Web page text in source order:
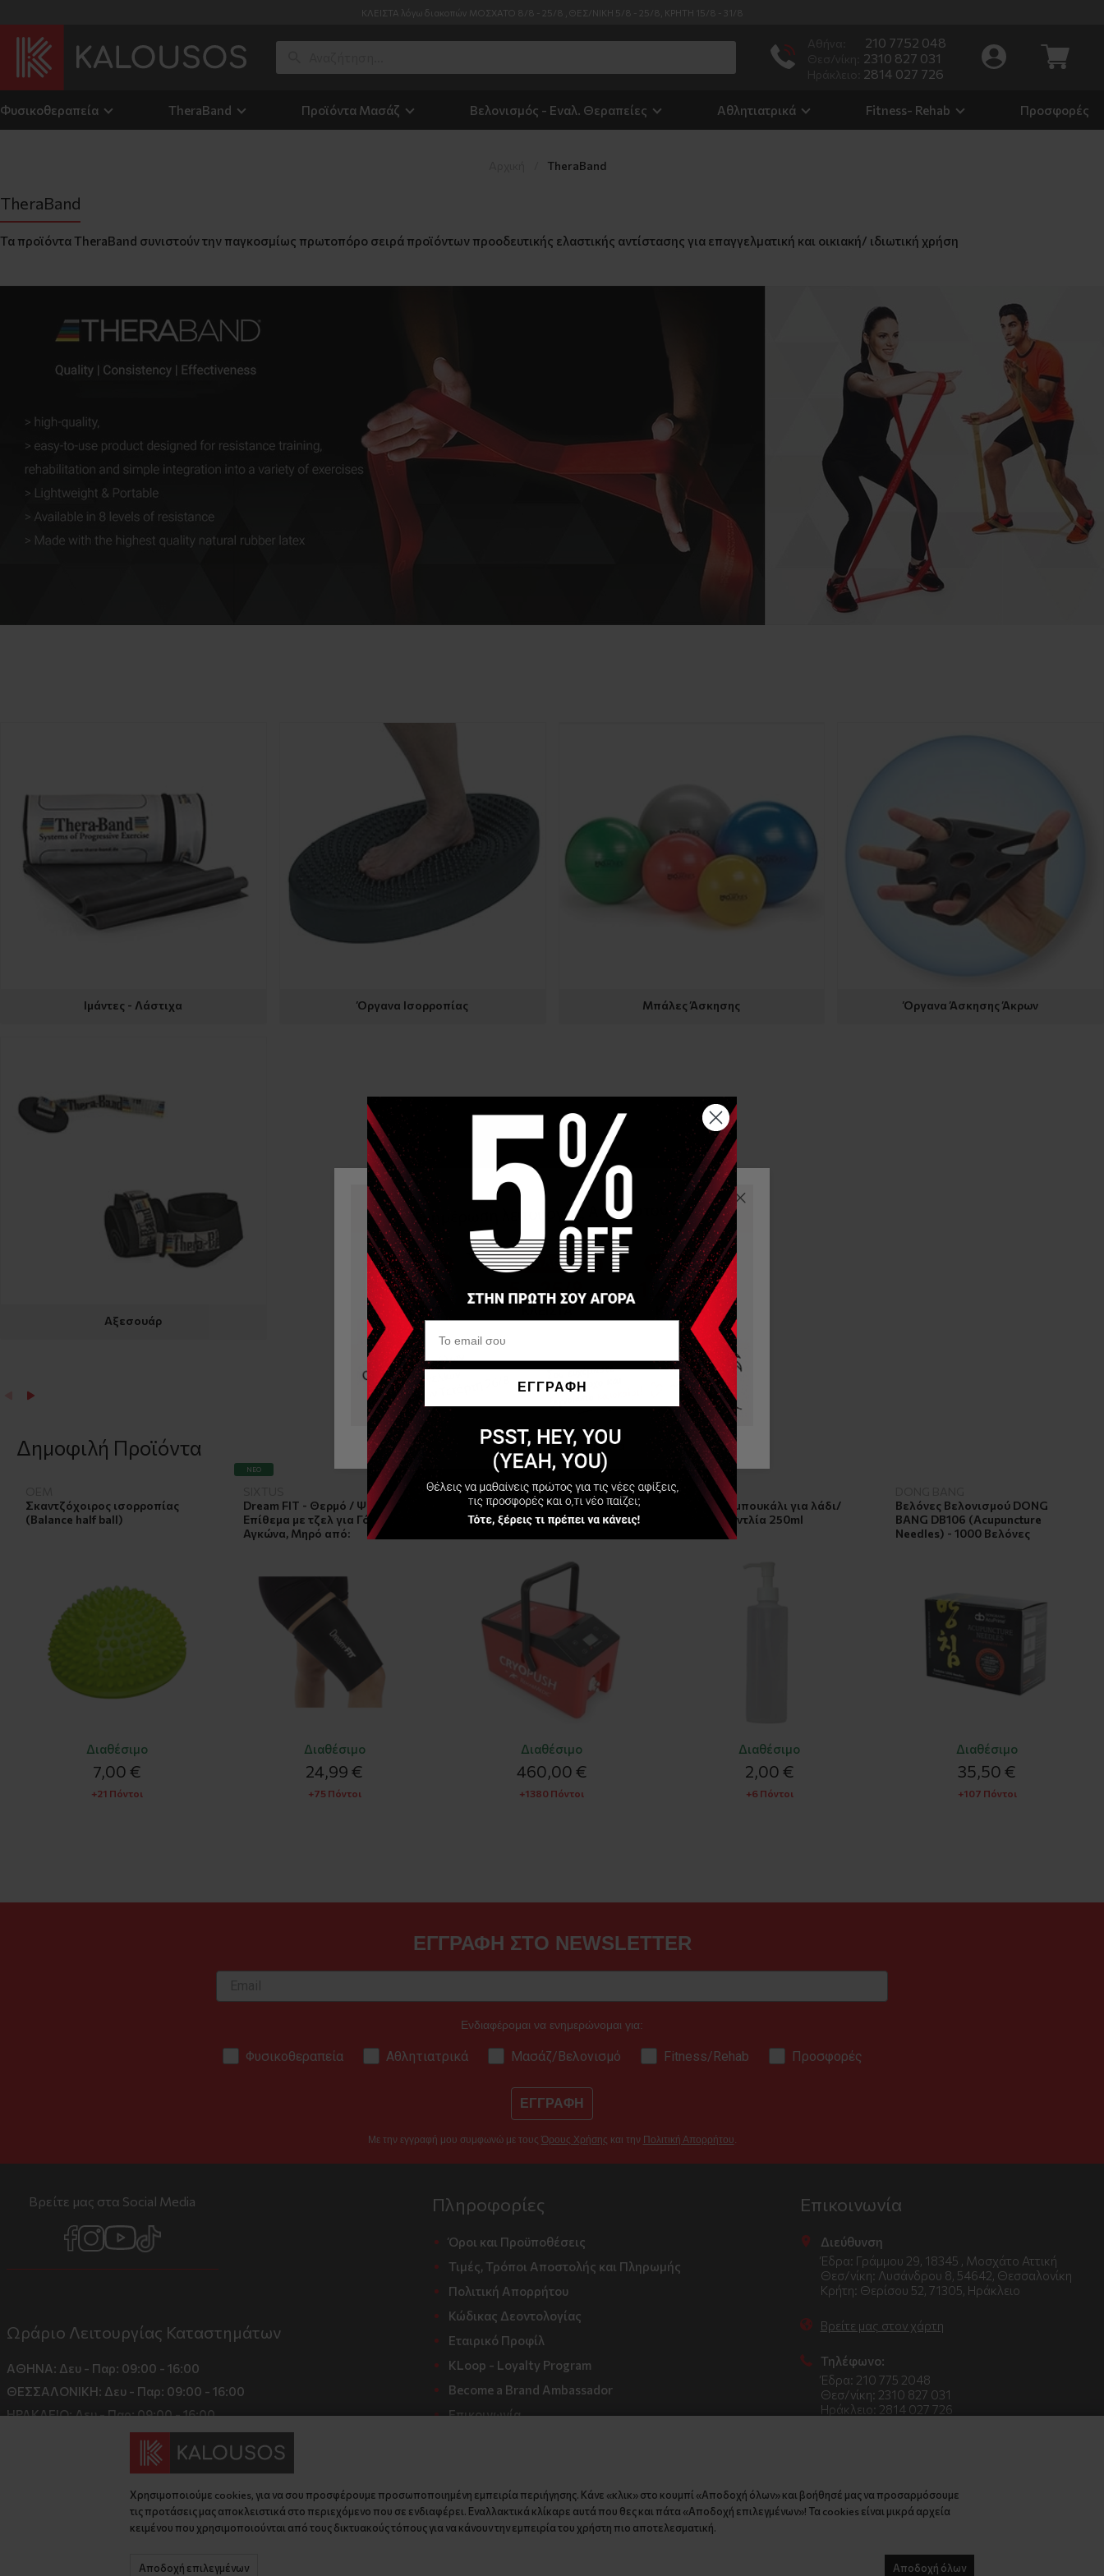
ΚΛΕΙΣΤΑ λόγω διακοπών ΜΟΣΧΑΤΟ 8/8 - 25/8 , ΘΕΣ/ΝΙΚΗ 5/8 - 25/8, ΚΡΗΤΗ 15/8 - 31/8
210 7752 048
2310 827 031
2814 027 726
Φυσικοθεραπεία TheraΒand Προϊόντα Μασάζ Βελονισμός - Εναλ. Θεραπείες Αθλητιατρικά Fitness- Rehab Προσφορές
TheraΒand
TheraΒand
Τα προϊόντα TheraBand συνιστούν την παγκοσμίως πρωτοπόρο σειρά προϊόντων προοδευτικής ελαστικής αντίστασης για επαγγελματική και οικιακή/ ιδιωτική χρήση
Ιμάντες - Λάστιχα Όργανα Ισορροπίας Μπάλες Άσκησης Όργανα Άσκησης Άκρων
Αξεσουάρ
Δημοφιλή Προϊόντα
Σκαντζόχοιρος ισορροπίας
(Balance half ball)
Διαθέσιμο
7,00 €
+21 Πόντοι
Dream FIT - Θερμό / Ψυχρό
Επίθεμα με τζελ για Γόνατο,
Αγκώνα, Μηρό από:
Διαθέσιμο
24,99 €
+75 Πόντοι
ΝΈΟ
Cryopush
CRYOPUSH Active Cold
Compression System Unit
Διαθέσιμο
460,00 €
+1380 Πόντοι
ΣΥΝΔΥΑΣΤΕ
OEM
Πλαστικό μπουκάλι για λάδι/
κρέμα με αντλία 250ml
Διαθέσιμο
2,00 €
+6 Πόντοι
Βελόνες Βελονισμού DONG
BANG DB106 (Acupuncture
Needles) - 1000 Βελόνες
Διαθέσιμο
35,50 €
+107 Πόντοι
ΕΓΓΡΑΦΗ ΣΤΟ NEWSLETTER
Ενδιαφέρομαι να ενημερώνομαι για:
Φυσικοθεραπεία Αθλητιατρικά Μασάζ/Βελονισμό Fitness/Rehab Προσφορές
ΕΓΓΡΑΦΗ
Με την εγγραφή μου συμφωνώ με τους Όρους Χρήσης και την Πολιτική Απορρήτου.
Βρείτε μας στα Social Media
Ωράριο Λειτουργίας Καταστημάτων
ΑΘΗΝΑ: Δευ - Παρ: 09:00 - 16:00
ΘΕΣΣΑΛΟΝΙΚΗ: Δευ - Παρ: 09:00 - 16:00
ΗΡΑΚΛΕΙΟ:Δευ - Παρ: 09:00 - 16:00
Πληροφορίες
Όροι και Προϋποθέσεις
Τιμές, Τρόποι Αποστολής και Πληρωμής
Πολιτική Απορρήτου
Κώδικας Δεοντολογίας
Εταιρικό Προφίλ
KLoop - Loyalty Program
Become a Brand Ambassador
Επικοινωνία
Επικοινωνία
Διεύθυνση
Έδρα: Γράμμου 29, 18345 , Μοσχάτο Αττική
Θεσ/νίκη: Λυσάνδρου 8, 54642, Θεσσαλονίκη
Κρήτη: Θερίσου 52, 71305, Ηράκλειο
Βρείτε μας στον χάρτη
Τηλέφωνο:
Έδρα: 210 775 2048
Θεσ/νίκη: 2310 827 031
Ηράκλειο: 2814 027 726
Χρησιμοποιούμε cookies, για να σου προσφέρουμε προσωποποιημένη εμπειρία περιήγησης. Κάνε «κλικ» στο κουμπί «Αποδοχή όλων» και βοήθησέ μας να προσαρμόσουμε
τις προτάσεις μας αποκλειστικά στο περιεχόμενο που σε ενδιαφέρει. Εναλλακτικά κλίκαρε αυτά που θες και πάτα «Αποδοχή επιλεγμένων»! Τα cookies είναι μικρά αρχεία
κειμένου που χρησιμοποιούνται από τους δικτυακούς τόπους για να κάνουν την εμπειρία του χρήστη πιο αποτελεσματική.
Αποδοχή επιλεγμένων Αποδοχή όλων
Να μην εμφανιστεί ξανά
ΕΓΓΡΑΦΗ